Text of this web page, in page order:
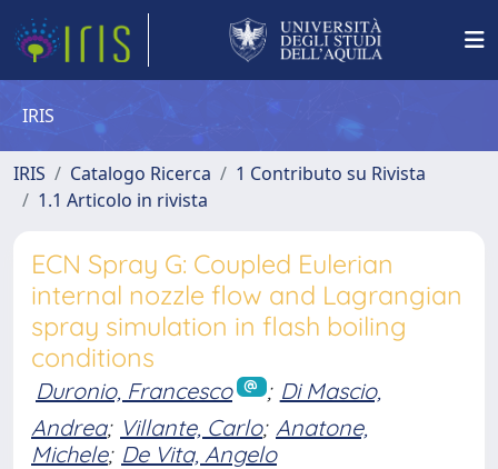
IRIS
IRIS Catalogo Ricerca
1 Contributo su Rivista
1.1 Articolo in rivista
ECN Spray G: Coupled Eulerian
internal nozzle flow and Lagrangian
spray simulation in flash boiling
conditions
Duronio, Francesco ; Di Mascio,
Andrea; Villante, Carlo; Anatone,
Michele; De Vita, Angelo